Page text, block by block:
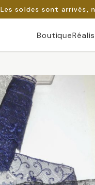
Les soldes sont arrivés,
Boutique